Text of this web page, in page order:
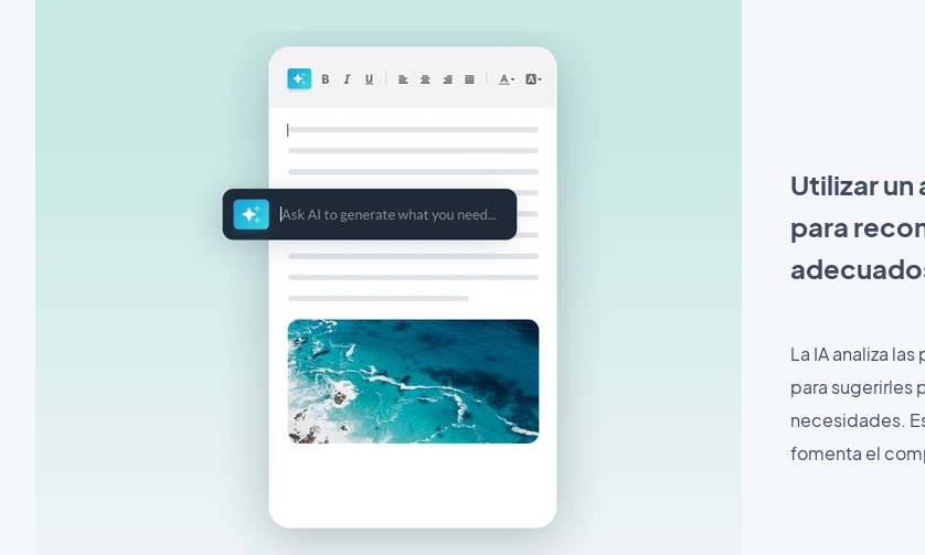
Utilizar
para
La IA analiza
para sugerirles
necesidades.
fomenta el